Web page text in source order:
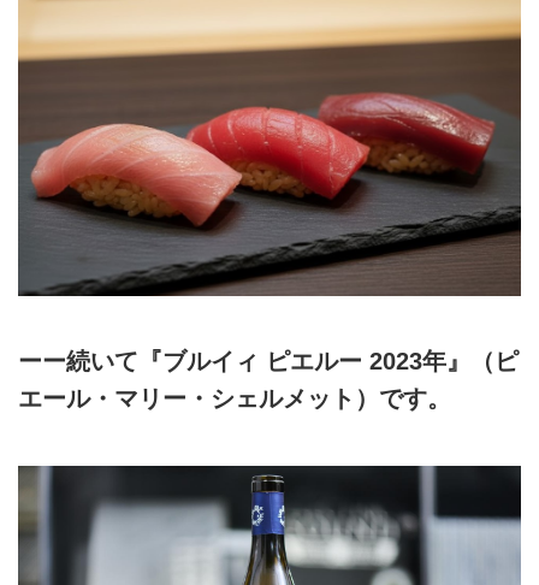
ーー続いて『ブルイィ ピエルー 2023年』（ピ
エール・マリー・シェルメット）です。